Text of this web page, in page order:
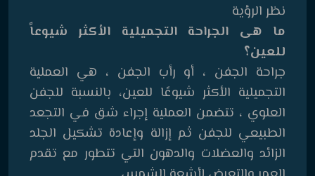
نظر الرؤية
ما هى الجراحة التجميلية الأكثر شيوعاً
للعين؟
جراحة الجفن ، أو رأب الجفن ، هي العملية
التجميلية الأكثر شيوعًا للعين، بالنسبة للجفن
العلوي ، تتضمن العملية إجراء شق في التجعد
الطبيعي للجفن ثم إزالة وإعادة تشكيل الجلد
الزائد والعضلات والدهون التي تتطور مع تقدم